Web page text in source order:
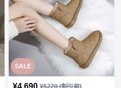
SALE
¥4,690 ¥5220(割引前)